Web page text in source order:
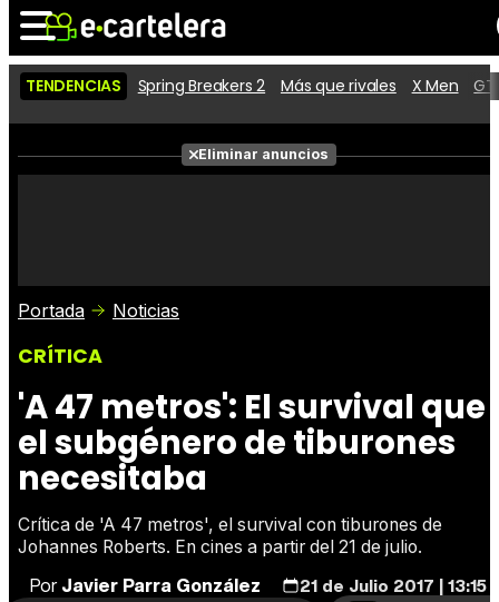
Noticias Cartelera
Películas
Críticas
TENDENCIAS Spring Breakers 2 Más que rivales X Men
Eliminar anuncios
Portada Noticias
CRÍTICA
'A 47 metros': El survival que
el subgénero de tiburones
necesitaba
Crítica de 'A 47 metros', el survival con tiburones de
Johannes Roberts. En cines a partir del 21 de julio.
PorJavier Parra González 21 de Julio 2017 | 13:15